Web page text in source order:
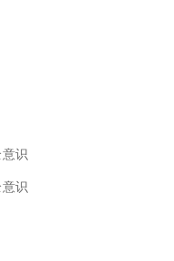
识
识